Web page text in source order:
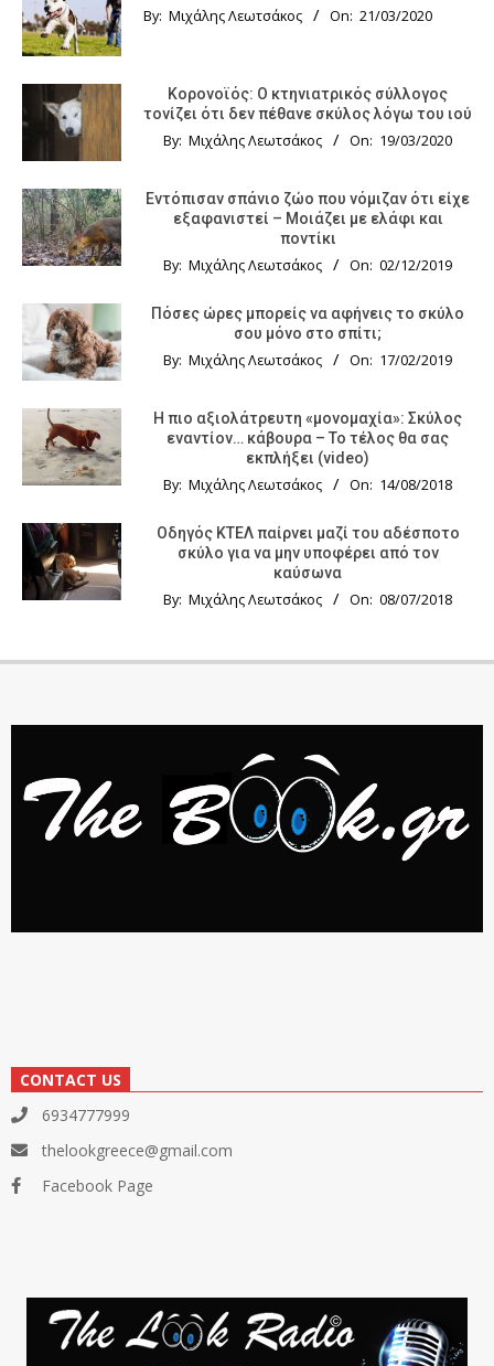
By: Μιχάλης Λεωτσάκος On: 21/03/2020
Κορονοϊός: Ο κτηνιατρικός σύλλογος
τονίζει ότι δεν πέθανε σκύλος λόγω του ιού
By: Μιχάλης Λεωτσάκος On: 19/03/2020
Εντόπισαν σπάνιο ζώο που νόμιζαν ότι είχε
εξαφανιστεί – Μοιάζει με ελάφι και
ποντίκι
By: Μιχάλης Λεωτσάκος On: 02/12/2019
Πόσες ώρες μπορείς να αφήνεις το σκύλο
σου μόνο στο σπίτι;
By: Μιχάλης Λεωτσάκος On: 17/02/2019
Η πιο αξιολάτρευτη «μονομαχία»: Σκύλος
εναντίον… κάβουρα – Το τέλος θα σας
εκπλήξει (video)
By: Μιχάλης Λεωτσάκος On: 14/08/2018
Οδηγός KTΕΛ παίρνει μαζί του αδέσποτο
σκύλο για να μην υποφέρει από τον
καύσωνα
By: Μιχάλης Λεωτσάκος On: 08/07/2018
CONTACT US
6934777999
thelookgreece@gmail.com
Facebook Page